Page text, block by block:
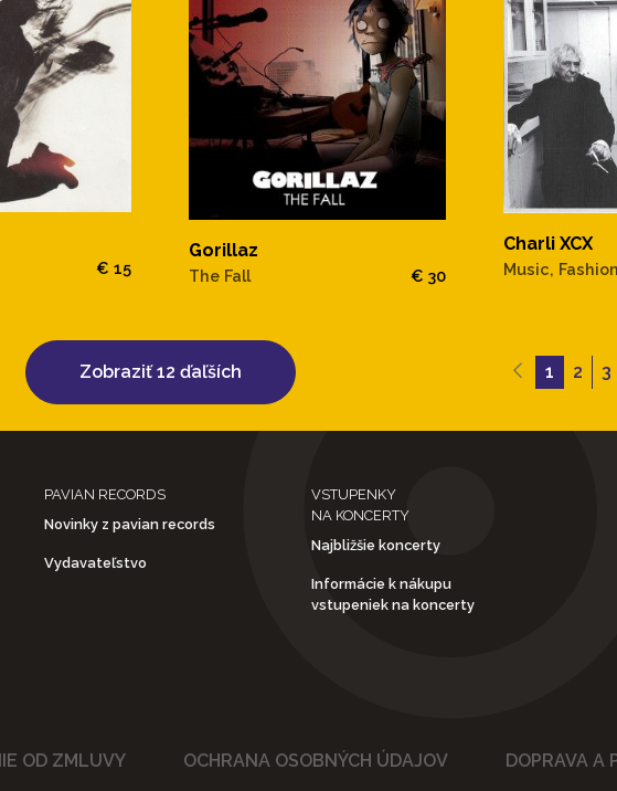
€ 15
Gorillaz
The Fall € 30
Charli XCX
Music,
Zobraziť 12 ďaľších 1 2 3
PAVIAN RECORDS
Novinky z pavian records
Vydavateľstvo
VSTUPENKY
NA KONCERTY
Najbližšie koncerty
Informácie k nákupu
vstupeniek na koncerty
OD ZMLUVY OCHRANA OSOBNÝCH ÚDAJOV DOPRAVA A